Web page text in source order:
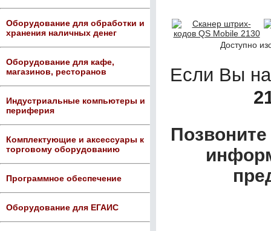
Оборудование для обработки и
хранения наличных денег
Оборудование для кафе,
магазинов, ресторанов
Индустриальные компьютеры и
периферия
Комплектующие и аксессуары к
торговому оборудованию
Программное обеспечение
Оборудование для ЕГАИС
Доступно
Если Вы